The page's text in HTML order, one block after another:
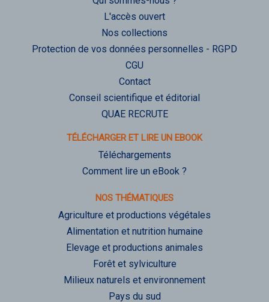
L'accès ouvert
Nos collections
Protection de vos données personnelles - RGPD
CGU
Contact
Conseil scientifique et éditorial
QUAE RECRUTE
TÉLÉCHARGER ET LIRE UN EBOOK
Téléchargements
Comment lire un eBook ?
NOS THÉMATIQUES
Agriculture et productions végétales
Alimentation et nutrition humaine
Elevage et productions animales
Forêt et sylviculture
Milieux naturels et environnement
Pays du sud